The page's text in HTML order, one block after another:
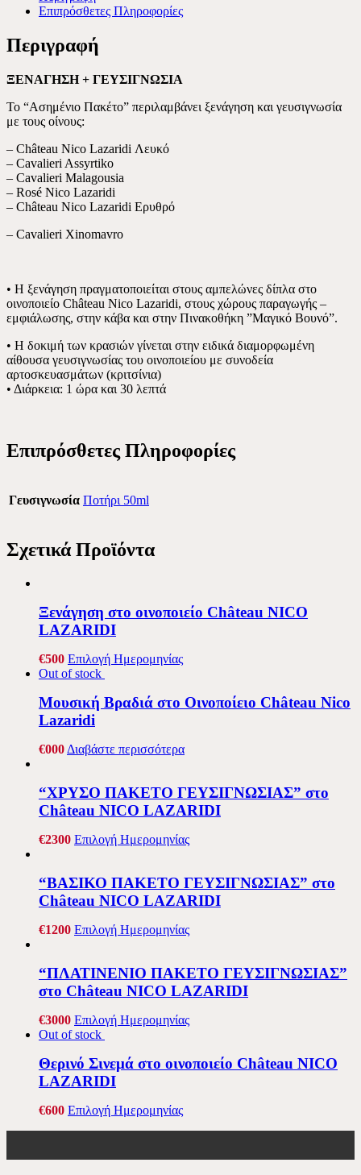
LAZARIDI
ποσότητα
Επιπρόσθετες Πληροφορίες
Περιγραφή
ΞΕΝΑΓΗΣΗ + ΓΕΥΣΙΓΝΩΣΙΑ
To “Ασημένιο Πακέτο” περιλαμβάνει ξενάγηση και γευσιγνωσία
με τους οίνους:
– Château Nico Lazaridi Λευκό
– Cavalieri Assyrtiko
– Cavalieri Malagousia
– Rosé Nico Lazaridi
– Château Nico Lazaridi Ερυθρό
– Cavalieri Xinomavro
• Η ξενάγηση πραγματοποιείται στους αμπελώνες δίπλα στο
οινοποιείο Château Nico Lazaridi, στους χώρους παραγωγής –
εμφιάλωσης, στην κάβα και στην Πινακοθήκη ”Μαγικό Βουνό”.
• Η δοκιμή των κρασιών γίνεται στην ειδικά διαμορφωμένη
αίθουσα γευσιγνωσίας του οινοποιείου με συνοδεία
αρτοσκευασμάτων (κριτσίνια)
• Διάρκεια: 1 ώρα και 30 λεπτά
Επιπρόσθετες Πληροφορίες
Γευσιγνωσία Ποτήρι 50ml
Σχετικά Προϊόντα
Ξενάγηση στο οινοποιείο Château NICO
LAZARIDI
€500 Επιλογή Ημερομηνίας
Out of stock
Μουσική Βραδιά στο Οινοποίειο Château Nico
Lazaridi
€000 Διαβάστε περισσότερα
“ΧΡΥΣΟ ΠΑΚΕΤΟ ΓΕΥΣΙΓΝΩΣΙΑΣ” στο
Château NICO LAZARIDI
€2300 Επιλογή Ημερομηνίας
“ΒΑΣΙΚΟ ΠΑΚΕΤΟ ΓΕΥΣΙΓΝΩΣΙΑΣ” στο
Château NICO LAZARIDI
€1200 Επιλογή Ημερομηνίας
“ΠΛΑΤΙΝΕΝΙΟ ΠΑΚΕΤΟ ΓΕΥΣΙΓΝΩΣΙΑΣ”
στο Château NICO LAZARIDI
€3000 Επιλογή Ημερομηνίας
Out of stock
Θερινό Σινεμά στο οινοποιείο Château NICO
LAZARIDI
€600 Επιλογή Ημερομηνίας